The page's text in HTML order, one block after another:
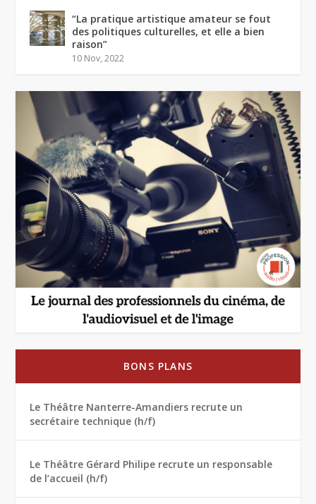
“La pratique artistique amateur se fout
des politiques culturelles, et elle a bien
raison”
10 Nov, 2022
BONS PLANS
Le Théâtre Nanterre-Amandiers recrute un
secrétaire technique (h/f)
Le Théâtre Gérard Philipe recrute un responsable
de l’accueil (h/f)